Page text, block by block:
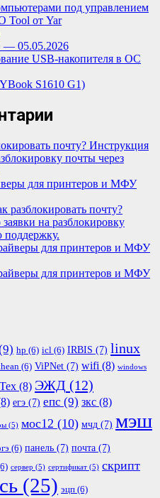
под управлением
от Yar
05.05.2026
USB-накопителя в ОС
S1610 G1)
почту? Инструкция
почты через
для принтеров и МФУ
разблокировать почту?
на разблокировку
поддержку.
для принтеров и МФУ
для принтеров и МФУ
hp (6) icl (6) IRBIS (7) linux
(6) ViPNet (7) wifi (8) windows
(8) ЭЖД (12)
егэ (7) епс (9) зкс (8)
(5) мос12 (10) мчд (7) мэш
(6) панель (7) почта (7)
сервер (5) сертификат (5) скрипт
(25) эцп (6)